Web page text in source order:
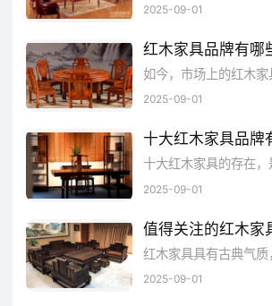
时也是中国家具协会副理事长单
协会传统家具专业委员会主席团
位。荣获有“中国传统家具十大品
工业家具行业十强单位”、“国家
业”，“国家林业重点龙头企业”，
AAA企业”，“国标《红木》主要
东省名牌产品”，“广东省著名商标
合同重信用企业”，“广东省林业
多荣誉称号。
2025-09-01
红木家具品牌有哪
2025-09-01
十大红木家具品牌
2025-09-01
值得关注的红木家
2025-09-01